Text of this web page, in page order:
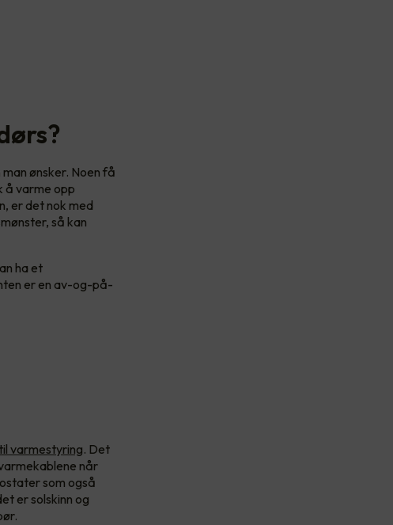
ønsker. Noen få
å varme opp
er det nok med
så kan
ha et
er en av-og-på-
varmestyring. Det
når
som også
er solskinn og